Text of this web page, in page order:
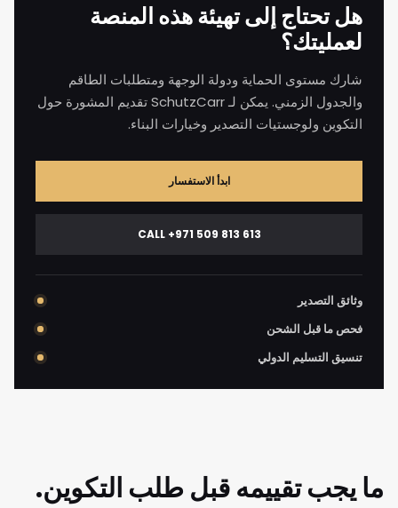
هل تحتاج إلى تهيئة هذه المنصة
لعمليتك؟
شارك مستوى الحماية ودولة الوجهة ومتطلبات الطاقم
والجدول الزمني. يمكن لـ SchutzCarr تقديم المشورة حول
التكوين ولوجستيات التصدير وخيارات البناء.
ابدأ الاستفسار
CALL +971 509 813 613
وثائق التصدير
فحص ما قبل الشحن
تنسيق التسليم الدولي
ما يجب تقييمه قبل طلب التكوين.